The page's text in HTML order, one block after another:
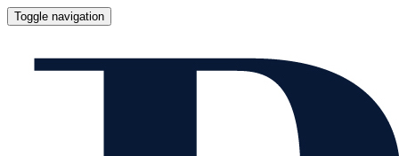
Toggle navigation